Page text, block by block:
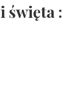
święta :